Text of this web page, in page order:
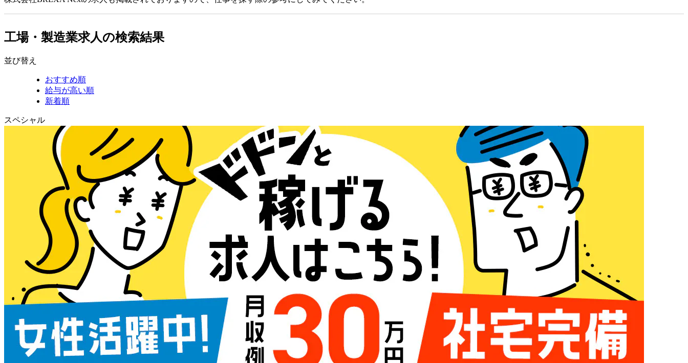
工場・製造業求人の検索結果
並び替え
おすすめ順
給与が高い順
新着順
スペシャル